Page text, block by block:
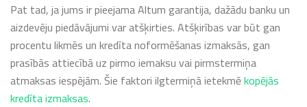
Pat tad, ja jums ir pieejama Altum garantija, dažādu banku un
aizdevēju piedāvājumi var atšķirties. Atšķirības var būt gan
procentu likmēs un kredīta noformēšanas izmaksās, gan
prasībās attiecībā uz pirmo iemaksu vai pirmstermiņa
atmaksas iespējām. Šie faktori ilgtermiņā ietekmēkopējās
kredīta izmaksas.